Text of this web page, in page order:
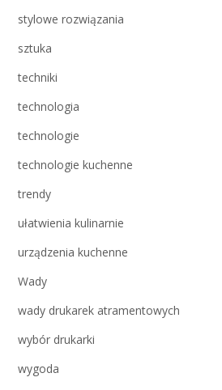
stylowe rozwiązania
sztuka
techniki
technologia
technologie
technologie kuchenne
trendy
ułatwienia kulinarnie
urządzenia kuchenne
Wady
wady drukarek atramentowych
wybór drukarki
wygoda